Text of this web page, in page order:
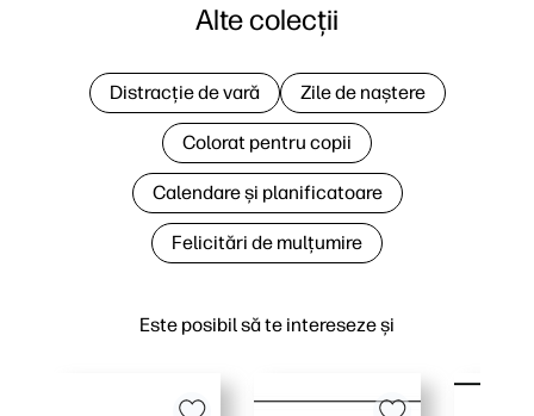
Este posibil să te intereseze și
Alte colecții
Distracție de vară Zile de naștere
Colorat pentru copii
Calendare și planificatoare
Felicitări de mulțumire